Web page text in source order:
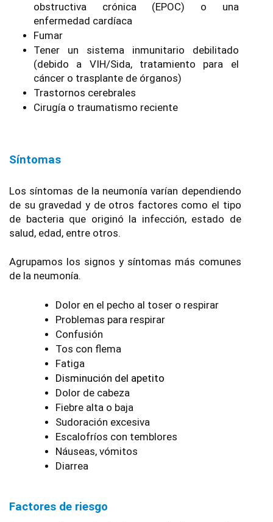
obstructiva crónica (EPOC) o una
enfermedad cardíaca
Fumar
Tener un sistema inmunitario debilitado
(debido a VIH/Sida, tratamiento para el
cáncer o trasplante de órganos)
Trastornos cerebrales
Cirugía o traumatismo reciente
Síntomas
Los síntomas de la neumonía varían dependiendo
de su gravedad y de otros factores como el tipo
de bacteria que originó la infección, estado de
salud, edad, entre otros.
Agrupamos los signos y síntomas más comunes
de la neumonía.
Dolor en el pecho al toser o respirar
Problemas para respirar
Confusión
Tos con flema
Fatiga
Disminución del apetito
Dolor de cabeza
Fiebre alta o baja
Sudoración excesiva
Escalofríos con temblores
Náuseas, vómitos
Diarrea
Factores de riesgo